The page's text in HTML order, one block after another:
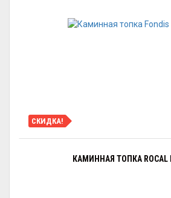
СКИДКА!
КАМИННАЯ ТОПКА ROCAL